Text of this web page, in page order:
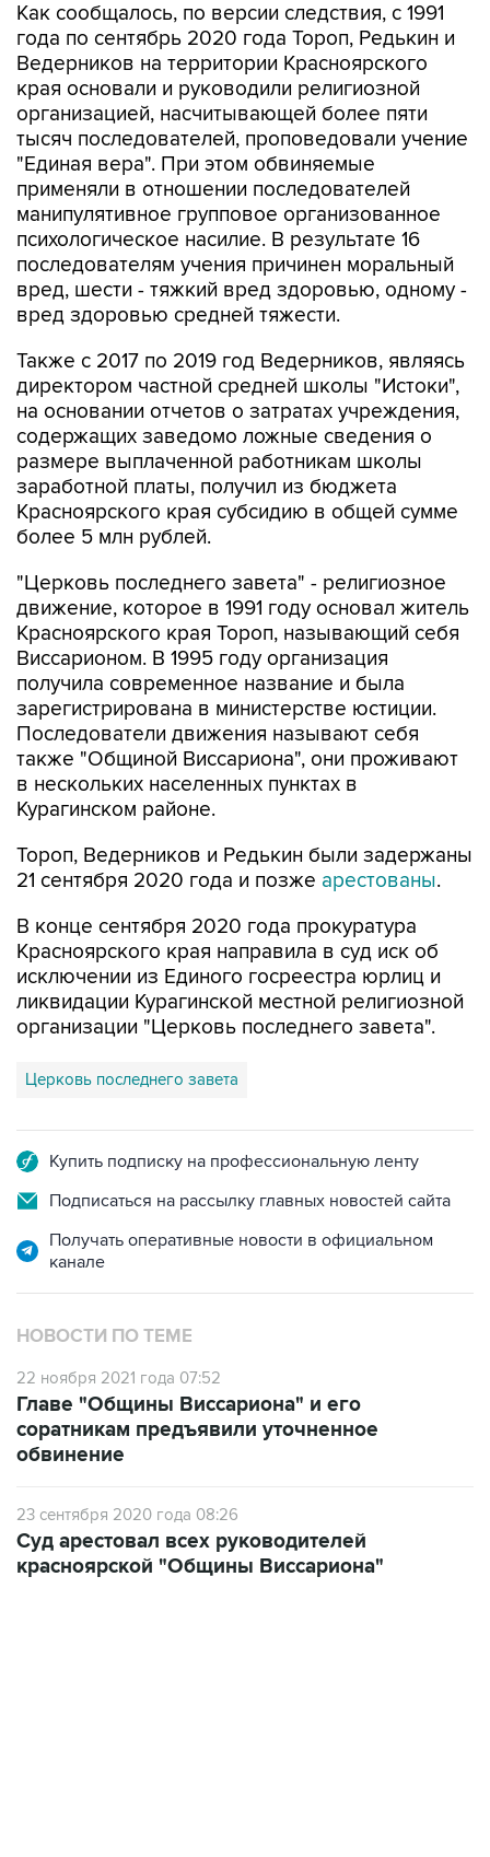
Как сообщалось, по версии следствия, с 1991
года по сентябрь 2020 года Тороп, Редькин и
Ведерников на территории Красноярского
края основали и руководили религиозной
организацией, насчитывающей более пяти
тысяч последователей, проповедовали учение
"Единая вера". При этом обвиняемые
применяли в отношении последователей
манипулятивное групповое организованное
психологическое насилие. В результате 16
последователям учения причинен моральный
вред, шести - тяжкий вред здоровью, одному -
вред здоровью средней тяжести.
Также с 2017 по 2019 год Ведерников, являясь
директором частной средней школы "Истоки",
на основании отчетов о затратах учреждения,
содержащих заведомо ложные сведения о
размере выплаченной работникам школы
заработной платы, получил из бюджета
Красноярского края субсидию в общей сумме
более 5 млн рублей.
"Церковь последнего завета" - религиозное
движение, которое в 1991 году основал житель
Красноярского края Тороп, называющий себя
Виссарионом. В 1995 году организация
получила современное название и была
зарегистрирована в министерстве юстиции.
Последователи движения называют себя
также "Общиной Виссариона", они проживают
в нескольких населенных пунктах в
Курагинском районе.
Тороп, Ведерников и Редькин были задержаны
21 сентября 2020 года и позже арестованы.
В конце сентября 2020 года прокуратура
Красноярского края направила в суд иск об
исключении из Единого госреестра юрлиц и
ликвидации Курагинской местной религиозной
организации "Церковь последнего завета".
Церковь последнего завета
Купить подписку на профессиональную ленту
Подписаться на рассылку главных новостей сайта
Получать оперативные новости в официальном
канале
НОВОСТИ ПО ТЕМЕ
22 ноября 2021 года 07:52
Главе "Общины Виссариона" и его
соратникам предъявили уточненное
обвинение
23 сентября 2020 года 08:26
Суд арестовал всех руководителей
красноярской "Общины Виссариона"